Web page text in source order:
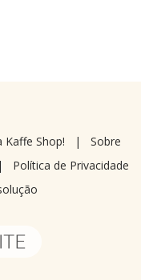
Kaffe Shop! | Sobre
Política de Privacidade